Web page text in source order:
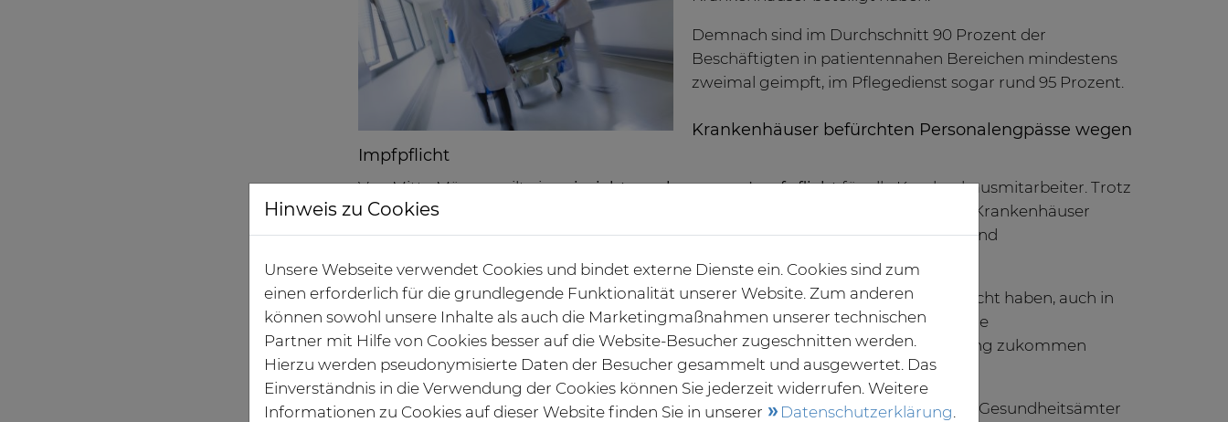
Demnach sind im Durchschnitt 90 Prozent der
Beschäftigten in patientennahen Bereichen mindestens
zweimal geimpft, im Pflegedienst sogar rund 95 Prozent.
Krankenhäuser befürchten Personalengpässe wegen
Impfpflicht
Von Mitte März an gilt eineeinrichtungsbezogene Impfpflichtfür alle Krankenhausmitarbeiter. Trotz
insgesamt hoher Impfquoten unter den Mitarbeitern befürchten zwei Drittel der Krankenhäuser
dann Einschränkungen bei der Patientenversorgung aufgrund von Betretungs- und
Beschäftigungsverboten für ungeimpfte Mitarbeiter.
„Die Zahlen zeigen, dass wir im Krankenhaus eine erfreulich hohe Impfquote erreicht haben, auch in
den patientenfernen Bereichen. Gleichzeitig wird aber auch deutlich, dass durch die
einrichtungsbezogene Impfpflicht dennoch Probleme auf die Patientenversorgung zukommen
könnten,“ befürchtet der Vorstandsvorsitzende der DKG Dr. Gerald Gaß.
Für Gaß ist es daher umso wichtiger, „dass Rechtsklarheit hergestellt wird und die Gesundheitsämter
Hinweis zu Cookies
Unsere Webseite verwendet Cookies und bindet externe Dienste ein. Cookies sind zum
einen erforderlich für die grundlegende Funktionalität unserer Website. Zum anderen
können sowohl unsere Inhalte als auch die Marketingmaßnahmen unserer technischen
Partner mit Hilfe von Cookies besser auf die Website-Besucher zugeschnitten werden.
Hierzu werden pseudonymisierte Daten der Besucher gesammelt und ausgewertet. Das
Einverständnis in die Verwendung der Cookies können Sie jederzeit widerrufen. Weitere
Informationen zu Cookies auf dieser Website finden Sie in unserer
Datenschutzerklärung.